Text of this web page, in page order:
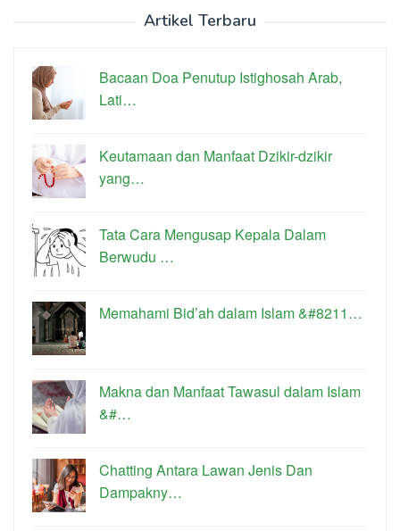
Artikel Terbaru
Bacaan Doa Penutup Istighosah Arab,
Lati…
Keutamaan dan Manfaat Dzikir-dzikir
yang…
Tata Cara Mengusap Kepala Dalam
Berwudu …
Memahami Bid’ah dalam Islam &#8211…
Makna dan Manfaat Tawasul dalam Islam
&#…
Chatting Antara Lawan Jenis Dan
Dampakny…